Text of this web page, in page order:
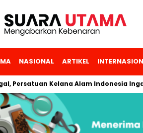
NASIONAL ARTIKEL
Kelana Alam Indonesia Ingatkan